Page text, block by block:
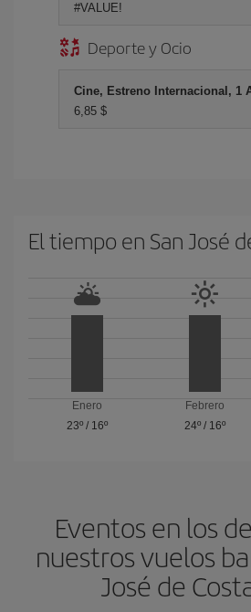
#VALUE!
Deporte y Ocio
Cine, Estreno Internacional, 1
6,85 $
El tiempo en San José
Enero
23º/ 16º
Febrero
24º/ 16º
Eventos en los
nuestros vuelos
José de